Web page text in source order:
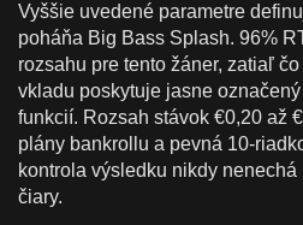
Vyššie uvedené parametre
poháňa Big Bass Splash. 96%
rozsahu pre tento žáner, zatiaľ
vkladu poskytuje jasne
funkcií. Rozsah stávok €0,20 až
plány bankrollu a pevná 10-
kontrola výsledku nikdy
čiary.